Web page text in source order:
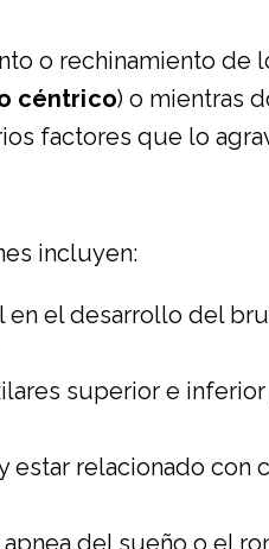
o rechinamiento de
céntrico) o mientras
factores que lo
incluyen:
el desarrollo del
superior e
estar relacionado con
del sueño o el